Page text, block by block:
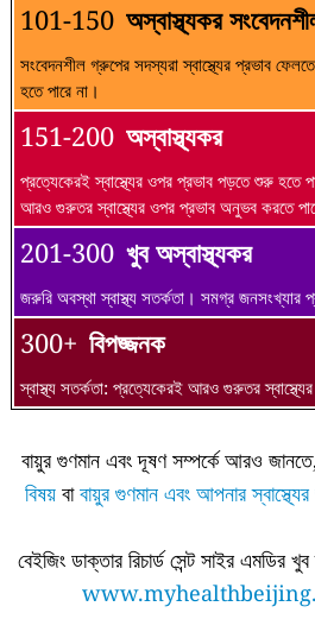
101-150 অস্বাস্থ্যকর
সংবেদনশীল গ্রুপের সদস্যরা স্বাস্থ্যের প্রভাব
হতে পারে না।
151-200 অস্বাস্থ্যকর
প্রত্যেকেরই স্বাস্থ্যের ওপর প্রভাব পড়তে শুরু হতে
আরও গুরুতর স্বাস্থ্যের ওপর প্রভাব অনুভব করতে
201-300 খুব অস্বাস্থ্যকর
জরুরি অবস্থা স্বাস্থ্য সতর্কতা। সমগ্র জনসংখ্যার
300+ বিপজ্জনক
স্বাস্থ্য সতর্কতা: প্রত্যেকেরই আরও গুরুতর
বায়ুর গুণমান এবং দূষণ সম্পর্কে আরও
বিষয়বাবায়ুর গুণমান এবং আপনার
বেইজিং ডাক্তার রিচার্ড সেন্ট সাইর এমডির